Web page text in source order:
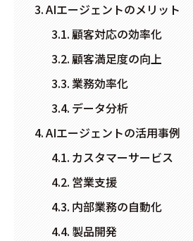
AIエージェントのメリット
顧客対応の効率化
顧客満足度の向上
業務効率化
データ分析
AIエージェントの活用事例
カスタマーサービス
営業支援
内部業務の自動化
製品開発